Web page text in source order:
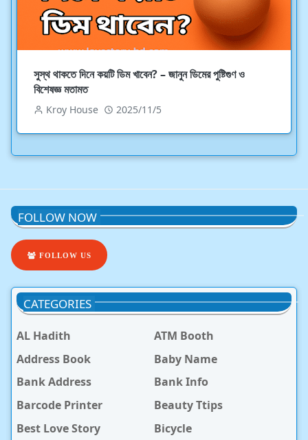
সুস্থ থাকতে দিনে কয়টি ডিম খাবেন? – জানুন ডিমের পুষ্টিগুণ ও
বিশেষজ্ঞ মতামত
Kroy House 2025/11/5
FOLLOW NOW
FOLLOW US
CATEGORIES
AL Hadith
ATM Booth
Address Book
Baby Name
Bank Address
Bank Info
Barcode Printer
Beauty Ttips
Best Love Story
Bicycle